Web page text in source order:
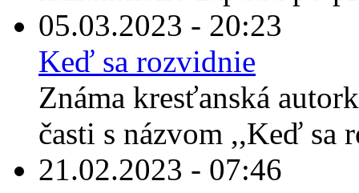
05.03.2023 - 20:23
Keď sa rozvidnie
Známa kresťanská
časti s názvom ,,Keď sa
21.02.2023 - 07:46